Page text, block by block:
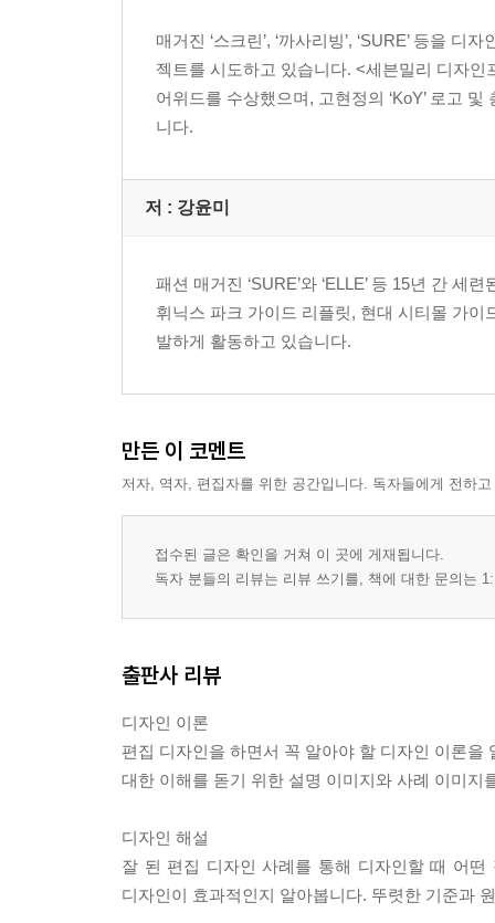
매거진 ‘스크린’, ‘까사리빙’, ‘SURE’ 등을
젝트를 시도하고 있습니다. <세븐밀리 디자
어위드를 수상했으며, 고현정의 ‘KoY’ 로고
니다.
저 : 강윤미
패션 매거진 ‘SURE’와 ‘ELLE’ 등 15년 간
휘닉스 파크 가이드 리플릿, 현대 시티몰 가
발하게 활동하고 있습니다.
만든 이 코멘트
저자, 역자, 편집자를 위한 공간입니다. 독자들에게 전하
접수된 글은 확인을 거쳐 이 곳에 게재됩니다.
독자 분들의 리뷰는 리뷰 쓰기를, 책에 대한 문의는
출판사 리뷰
디자인 이론
편집 디자인을 하면서 꼭 알아야 할 디자인 이론
대한 이해를 돋기 위한 설명 이미지와 사례 이미지
디자인 해설
잘 된 편집 디자인 사례를 통해 디자인할 때 어
디자인이 효과적인지 알아봅니다. 뚜렷한 기준과